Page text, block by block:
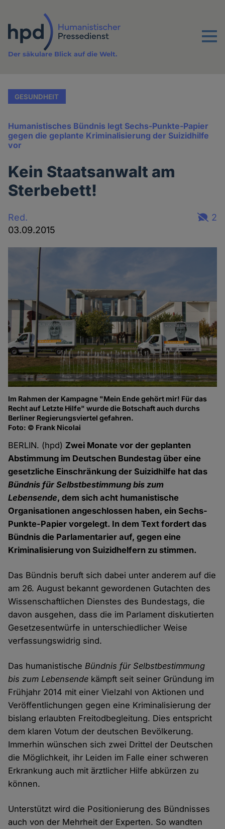
Inhalt
Menu
Der säkulare Blick auf die Welt.
GESUNDHEIT
Humanistisches Bündnis legt Sechs-Punkte-Papier
gegen die geplante Kriminalisierung der Suizidhilfe
vor
Kein Staatsanwalt am
Sterbebett!
Red.
03.09.2015
2
Im Rahmen der Kampagne "Mein Ende gehört mir! Für das
Recht auf Letzte Hilfe" wurde die Botschaft auch durchs
Berliner Regierungsviertel gefahren.
Foto: © Frank Nicolai
BERLIN. (hpd) Zwei Monate vor der geplanten
Abstimmung im Deutschen Bundestag über eine
gesetzliche Einschränkung der Suizidhilfe hat das
Bündnis für Selbstbestimmung bis zum
Lebensende, dem sich acht humanistische
Organisationen angeschlossen haben, ein Sechs-
Punkte-Papier vorgelegt. In dem Text fordert das
Bündnis die Parlamentarier auf, gegen eine
Kriminalisierung von Suizidhelfern zu stimmen.
Das Bündnis beruft sich dabei unter anderem auf die
am 26. August bekannt gewordenen Gutachten des
Wissenschaftlichen Dienstes des Bundestags, die
davon ausgehen, dass die im Parlament diskutierten
Gesetzesentwürfe in unterschiedlicher Weise
verfassungswidrig sind.
Das humanistischeBündnis für Selbstbestimmung
bis zum Lebensende kämpft seit seiner Gründung im
Frühjahr 2014 mit einer Vielzahl von Aktionen und
Veröffentlichungen gegen eine Kriminalisierung der
bislang erlaubten Freitodbegleitung. Dies entspricht
dem klaren Votum der deutschen Bevölkerung.
Immerhin wünschen sich zwei Drittel der Deutschen
die Möglichkeit, ihr Leiden im Falle einer schweren
Erkrankung auch mit ärztlicher Hilfe abkürzen zu
können.
Unterstützt wird die Positionierung des Bündnisses
auch von der Mehrheit der Experten. So wandten